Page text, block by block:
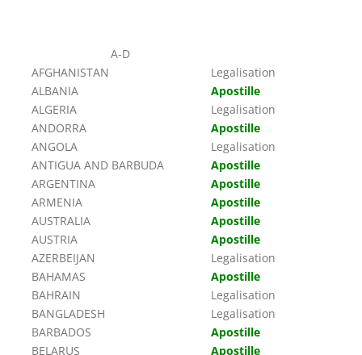
A-D
AFGHANISTAN
Legalisation
ALBANIA
Apostille
ALGERIA
Legalisation
ANDORRA
Apostille
ANGOLA
Legalisation
ANTIGUA AND BARBUDA
Apostille
ARGENTINA
Apostille
ARMENIA
Apostille
AUSTRALIA
Apostille
AUSTRIA
Apostille
AZERBEIJAN
Legalisation
BAHAMAS
Apostille
BAHRAIN
Legalisation
BANGLADESH
Legalisation
BARBADOS
Apostille
BELARUS
Apostille